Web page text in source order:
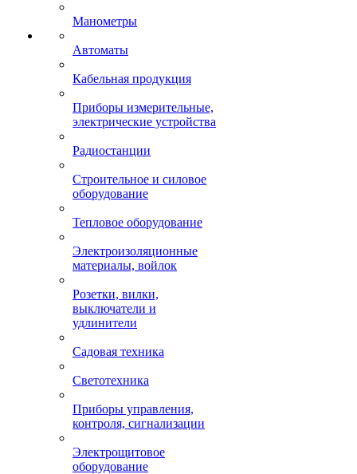
Манометры
Автоматы
Кабельная продукция
Приборы измерительные,
электрические устройства
Радиостанции
Строительное и силовое
оборудование
Тепловое оборудование
Электроизоляционные
материалы, войлок
Розетки, вилки,
выключатели и
удлинители
Садовая техника
Светотехника
Приборы управления,
контроля, сигнализации
Электрощитовое
оборудование